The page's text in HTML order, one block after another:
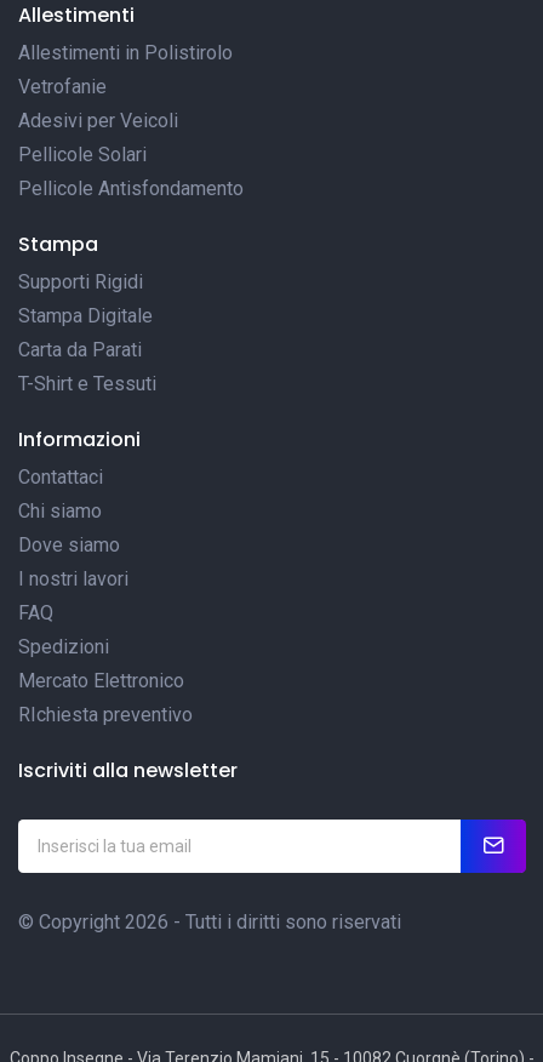
Allestimenti
Allestimenti in Polistirolo
Vetrofanie
Adesivi per Veicoli
Pellicole Solari
Pellicole Antisfondamento
Stampa
Supporti Rigidi
Stampa Digitale
Carta da Parati
T-Shirt e Tessuti
Informazioni
Contattaci
Chi siamo
Dove siamo
I nostri lavori
FAQ
Spedizioni
Mercato Elettronico
RIchiesta preventivo
Iscriviti alla newsletter
© Copyright 2026 - Tutti i diritti sono riservati